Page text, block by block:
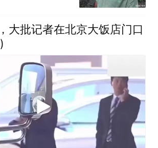
大批记者在北京大饭店门口